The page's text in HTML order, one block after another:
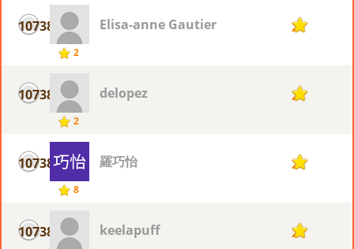
10738
2
Elisa-anne Gautier 2
10738
2
delopez 2
10738
8
羅巧怡 2
10738 keelapuff 2